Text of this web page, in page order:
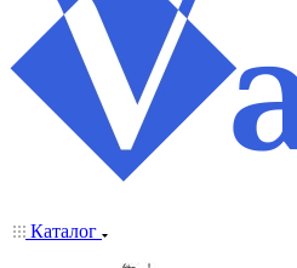
Каталог